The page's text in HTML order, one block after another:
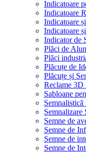
Indicatoare
Indicatoare
Indicatoare
Indicatoare
Indicator de
Plăci de
Plăci
Plăcuțe de
Plăcuțe și
Reclame 3D
Sabloane
Semne de
Semne de
Semne de
Semne de